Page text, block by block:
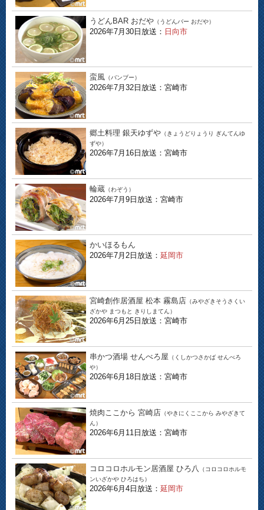
うどんBAR おだや （うどんバー おだや）
2026年7月30日放送： 日向市
蛮風 （バンブー）
2026年7月32日放送：宮崎市
郷土料理 銀天ゆずや （きょうどりょうり ぎんてんゆ
ずや）
2026年7月16日放送：宮崎市
輪蔵 （わぞう）
2026年7月9日放送：宮崎市
かいほるもん
2026年7月2日放送： 延岡市
宮崎創作居酒屋 松本 霧島店 （みやざきそうさくい
ざかや まつもと きりしまてん）
2026年6月25日放送：宮崎市
串かつ酒場 せんべろ屋 （くしかつさかば せんべろ
や）
2026年6月18日放送：宮崎市
焼肉ここから 宮崎店 （やきにくここから みやざきて
ん）
2026年6月11日放送：宮崎市
コロコロホルモン居酒屋 ひろ八 （コロコロホルモ
ンいざかや ひろはち）
2026年6月4日放送： 延岡市